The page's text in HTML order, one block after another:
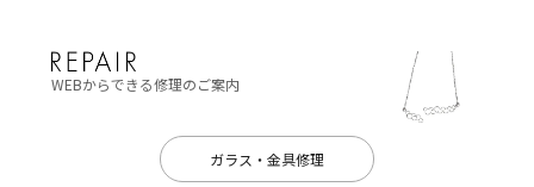
WEBからできる修理のご案内
ガラス・金具修理